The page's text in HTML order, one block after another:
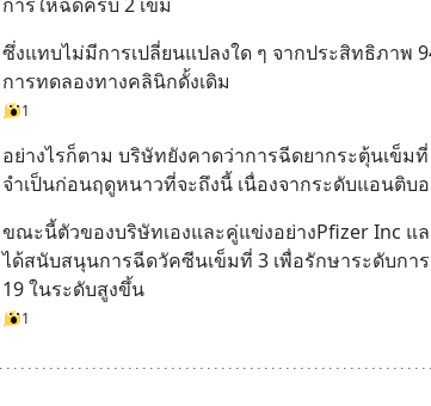
ซึ่งแทบไม่มีการเปลี่ยนแปลงใด ๆ จากประสิทธิภาพ
การทดลองทางคลินิกดั้งเดิม
1
อย่างไรก็ตาม บริษัทยังคาดว่าการฉีดยากระตุ้นเข็ม
จำเป็นก่อนฤดูหนาวที่จะถึงนี้ เนื่องจากระดับแอนติบ
ขณะนี้ตัวของบริษัทเองและคู่แข่งอย่างPfizer Inc แล
ได้สนับสนุนการฉีดวัคซีนเข็มที่ 3 เพื่อรักษาระดับกา
19 ในระดับสูงขึ้น
1